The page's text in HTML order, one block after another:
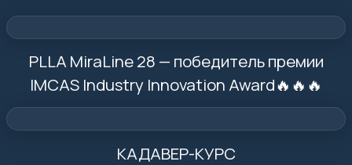
PLLA MiraLine 28 — победитель премии
IMCAS Industry Innovation Award🔥🔥🔥
КАДАВЕР-КУРС